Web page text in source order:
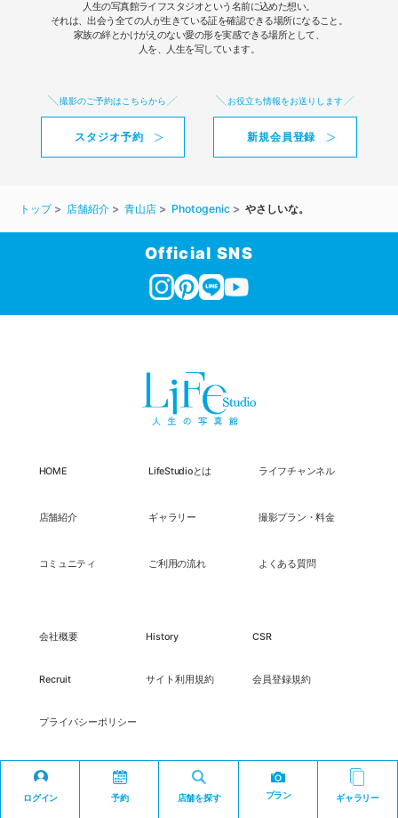
ログイン 予約 店舗を探す プラン ギャラリー
人生の写真館ライフスタジオという名前に込めた想い。
それは、出会う全ての人が生きている証を確認できる場所になること。
家族の絆とかけがえのない愛の形を実感できる場所として、
人を、人生を写しています。
撮影のご予約はこちらから
スタジオ予約
お役立ち情報をお送りします
新規会員登録
トップ 店舗紹介 青山店 Photogenic やさしいな。
Official SNS
HOME LifeStudioとは ライフチャンネル
店舗紹介 ギャラリー 撮影プラン・料金
コミュニティ ご利用の流れ よくある質問
会社概要 History CSR
Recruit サイト利用規約 会員登録規約
プライバシーポリシー